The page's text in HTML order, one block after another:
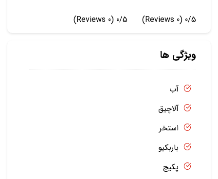
0/5
(0 Reviews)
0/5
(0 Reviews)
ویژگی ها
آب
آلاچیق
استخر
باربکیو
پکیج